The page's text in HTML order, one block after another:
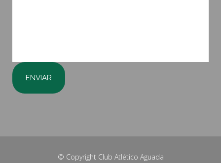
© Copyright Club Atlético Aguada